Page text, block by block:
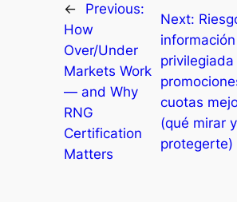
←
Previous:
How
Over/Under
Markets Work
— and Why
RNG
Certification
Matters
Next:
información
privilegiada
cuotas
(qué mirar
protegerte)